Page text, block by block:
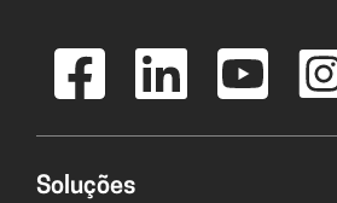
Soluções